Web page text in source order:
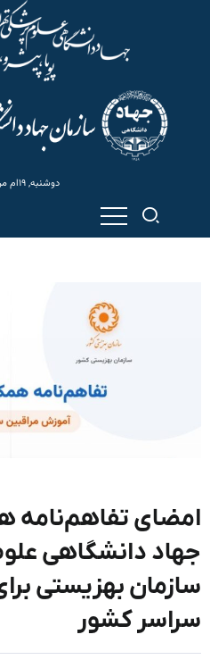
دوشنبه, ۱۹ام مرداد , ۱۴۰۵
امضای تفاهم‌نامه
جهاد دانشگاهی
سازمان بهزیستی
سراسر کشور